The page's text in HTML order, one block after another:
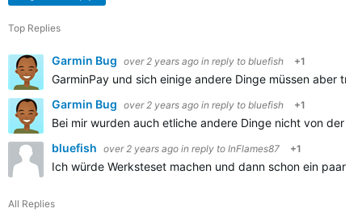
Top Replies
Garmin Bug over 2 years ago in reply to bluefish +1
GarminPay und sich einige andere Dinge müssen aber
Garmin Bug over 2 years ago in reply to bluefish +1
Bei mir wurden auch etliche andere Dinge nicht von der
bluefish over 2 years ago in reply to InFlames87 +1
Ich würde Werksteset machen und dann schon ein paar
All Replies